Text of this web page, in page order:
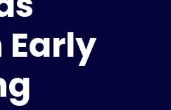
Obtenha
Iniciar sessão
Frequentes